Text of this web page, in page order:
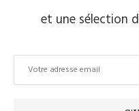
et une sélection